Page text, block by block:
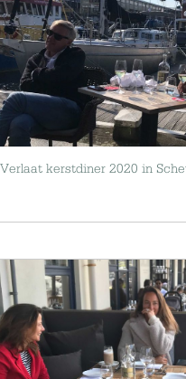
Verlaat kerstdiner 2020 in